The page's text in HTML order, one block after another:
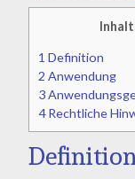
1 Definition
2 Anwendung
3
4Rechtliche